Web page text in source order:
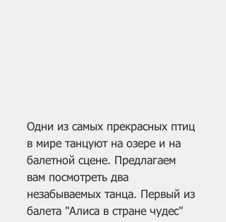
Одни из самых прекрасных птиц
в мире танцуют на озере и на
балетной сцене. Предлагаем
вам посмотреть два
незабываемых танца. Первый из
балета "Алиса в стране чудес"